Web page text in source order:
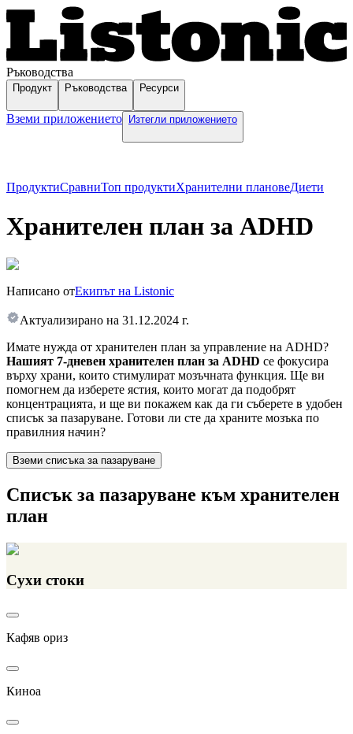
Ръководства
Продукт Ръководства Ресурси
Вземи приложението Изтегли приложението
ПродуктиСравниТоп продуктиХранителни плановеДиети
Хранителен план за ADHD
Написано отЕкипът на Listonic
Актуализирано на 31.12.2024 г.
Имате нужда от хранителен план за управление на ADHD?
Нашият 7-дневен хранителен план за ADHD се фокусира
върху храни, които стимулират мозъчната функция. Ще ви
помогнем да изберете ястия, които могат да подобрят
концентрацията, и ще ви покажем как да ги съберете в удобен
списък за пазаруване. Готови ли сте да храните мозъка по
правилния начин?
Вземи списъка за пазаруване
Списък за пазаруване към хранителен
план
Сухи стоки
Кафяв ориз
Киноа